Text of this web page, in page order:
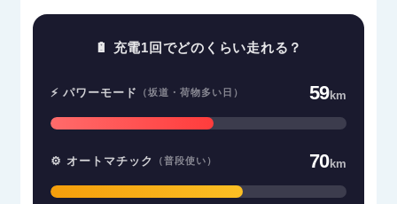
🔋 充電1回でどのくらい走れる？
⚡ パワーモード （坂道・荷物多い日） 59km
⚙️ オートマチック （普段使い） 70km